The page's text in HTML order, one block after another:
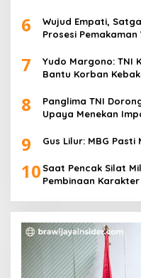
6
Wujud Empati,
Prosesi Pemakaman
7
Yudo Margono: TNI
Bantu Korban
8
Panglima TNI
Upaya Menekan
9 Gus Lilur: MBG
10 Saat Pencak Silat
Pembinaan